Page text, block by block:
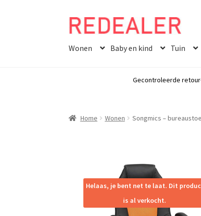
Skip
navigation
Skip
content
Wonen Baby en kind Tuin
Gecontroleerde
Home Wonen Songmics –
Helaas, je bent net te laat. Dit
is al verkocht.